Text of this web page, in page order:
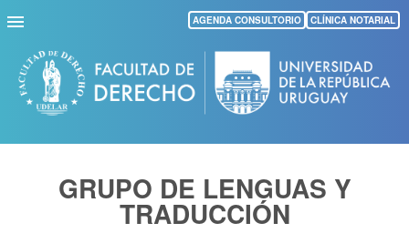
Pasar
al
contenido
principal
AGENDA CONSULTORIO CLÍNICA NOTARIAL
GRUPO DE LENGUAS Y
TRADUCCIÓN